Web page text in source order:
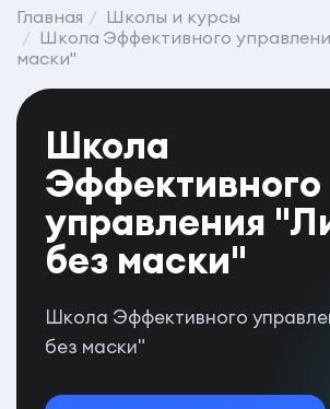
Главная
Школы и курсы
Школа Эффективного
маски"
Школа
Эффективного
управления
без маски"
Школа Эффективного
без маски"